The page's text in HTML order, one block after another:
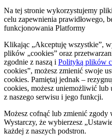
Na tej stronie wykorzystujemy
celu zapewnienia prawidłowego,
funkcjonowania Platformy
Klikając „Akceptuję wszystkie”,
plików „cookies” oraz
zgodnie z naszą i Polityką plików
cookies”, możesz zmienić swoje
cookies. Pamiętaj jednak –
cookies, możesz uniemożliwić lub
z naszego serwisu i jego funkcji.
Możesz cofnąć lub zmienić zgody
Wystarczy, że wybierzesz
każdej z naszych podstron.